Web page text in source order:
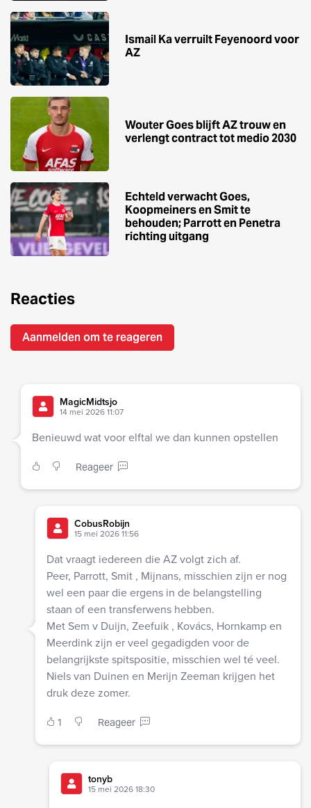
Ismail Ka verruilt Feyenoord voor
AZ
Wouter Goes blijft AZ trouw en
verlengt contract tot medio 2030
Echteld verwacht Goes,
Koopmeiners en Smit te
behouden; Parrott en Penetra
richting uitgang
Reacties
Aanmelden om te reageren
MagicMidtsjo
14 mei 2026 11:07
Benieuwd wat voor elftal we dan kunnen opstellen
Reageer
CobusRobijn
15 mei 2026 11:56
Dat vraagt iedereen die AZ volgt zich af.
Peer, Parrott, Smit , Mijnans, misschien zijn er nog
wel een paar die ergens in de belangstelling
staan of een transferwens hebben.
Met Sem v Duijn, Zeefuik , Kovács, Hornkamp en
Meerdink zijn er veel gegadigden voor de
belangrijkste spitspositie, misschien wel té veel.
Niels van Duinen en Merijn Zeeman krijgen het
druk deze zomer.
1 Reageer
tonyb
15 mei 2026 18:30